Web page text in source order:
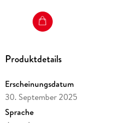
Produktdetails
Erscheinungsdatum
30. September 2025
Sprache